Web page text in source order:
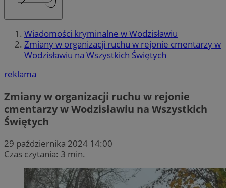
Wiadomości kryminalne w Wodzisławiu
Zmiany w organizacji ruchu w rejonie cmentarzy w
Wodzisławiu na Wszystkich Świętych
reklama
Zmiany w organizacji ruchu w rejonie
cmentarzy w Wodzisławiu na Wszystkich
Świętych
29 października 2024 14:00
Czas czytania: 3 min.